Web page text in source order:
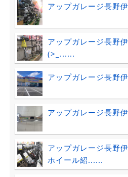
アップガレージ長野
アップガレージ長野
(>_......
アップガレージ長野
アップガレージ長野
アップガレージ長野
ホイール紹......